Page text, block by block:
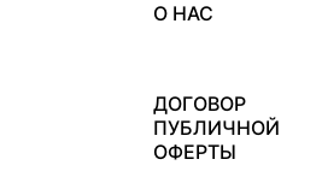
О НАС
ДОГОВОР
ПУБЛИЧНОЙ
ОФЕРТЫ